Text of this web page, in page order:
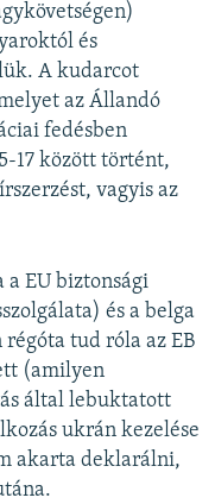
és
A kudarcot
az Állandó
fedésben
17 között történt,
vagyis az
EU biztonsági
és a belga
tud róla az EB
(amilyen
által lebuktatott
ukrán kezelése
akarta deklarálni,